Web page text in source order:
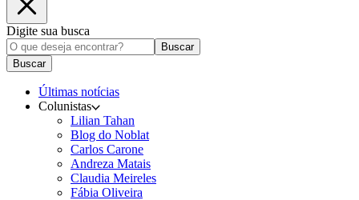
Digite sua busca
Buscar
Buscar
Últimas notícias
Colunistas
Lilian Tahan
Blog do Noblat
Carlos Carone
Andreza Matais
Claudia Meireles
Fábia Oliveira